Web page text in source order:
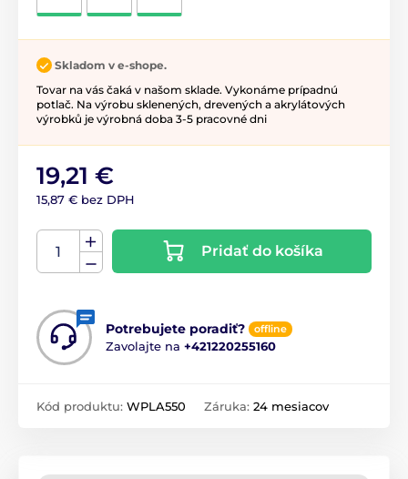
Skladom v e-shope.
Tovar na vás čaká v našom sklade. Vykonáme prípadnú
potlač. Na výrobu sklenených, drevených a akrylátových
výrobků je výrobná doba 3-5 pracovné dni
19,21 €
15,87 € bez DPH
Pridať do košíka
Potrebujete poradiť? offline
Zavolajte na +421220255160
Kód produktu: WPLA550 Záruka: 24 mesiacov